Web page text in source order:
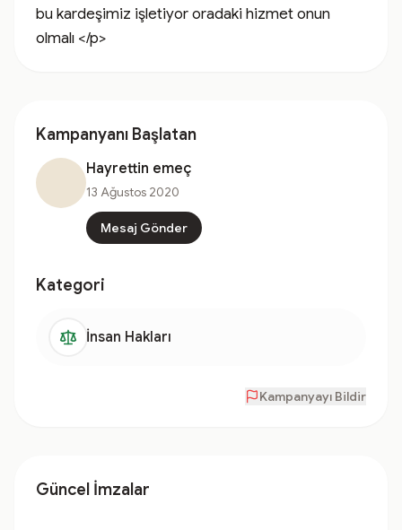
bu kardeşimiz işletiyor oradaki hizmet onun
olmalı </p>
Kampanyanı Başlatan
Hayrettin emeç
13 Ağustos 2020
Mesaj Gönder
Kategori
İnsan Hakları
Kampanyayı Bildir
Güncel İmzalar